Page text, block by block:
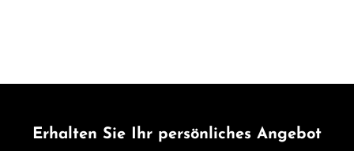
Erhalten Sie Ihr persönliches Angebot